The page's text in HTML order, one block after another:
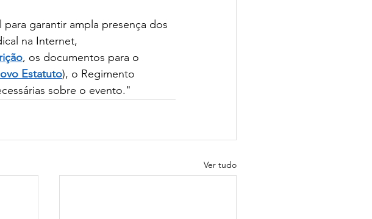
garantir ampla presença dos
na Internet,
, os documentos para o
Estatuto), o Regimento
sobre o evento."
Ver tudo